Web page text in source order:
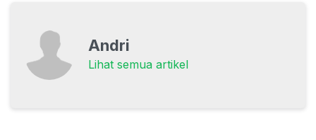
Andri
Lihat semua artikel